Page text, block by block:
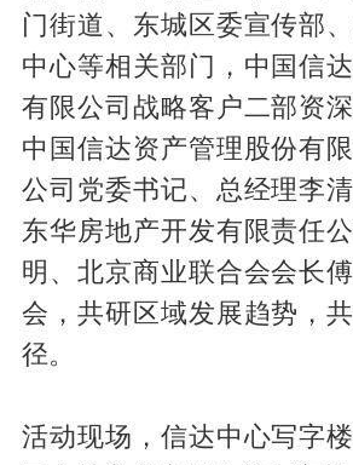
门街道、东城区委宣传部
中心等相关部门，中国信
有限公司战略客户二部资深
中国信达资产管理股份有
公司党委书记、总经理李
东华房地产开发有限责任
明、北京商业联合会会长
会，共研区域发展趋势，
径。
活动现场，信达中心写字